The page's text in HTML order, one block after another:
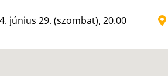
június 29. (szombat), 20.00